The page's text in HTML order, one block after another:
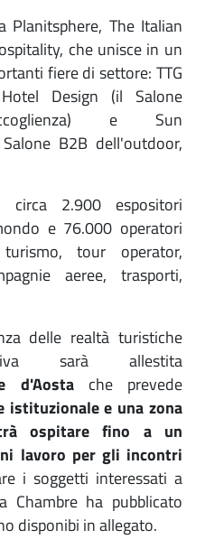
Planitsphere, The Italian
che unisce in un
fiere di settore: TTG
Design (il Salone
e Sun
B2B dell'outdoor,
2.900 espositori
e 76.000 operatori
tour operator,
aeree, trasporti,
delle realtà turistiche
sarà allestita
d'Aosta che prevede
istituzionale e una zona
ospitare fino a un
lavoro per gli incontri
i soggetti interessati a
Chambre ha pubblicato
disponibi in allegato.